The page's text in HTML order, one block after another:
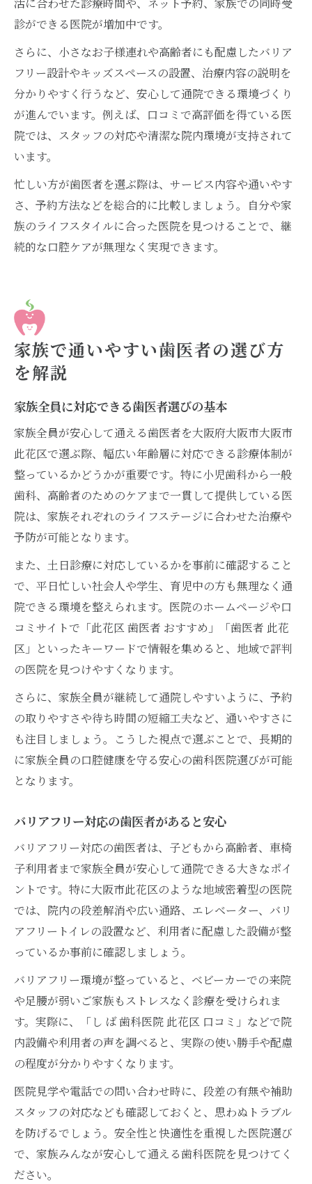
診ができる医院が増加中です。
さらに、小さなお子様連れや高齢者にも配慮したバリア
フリー設計やキッズスペースの設置、治療内容の説明を
分かりやすく行うなど、安心して通院できる環境づくり
が進んでいます。例えば、口コミで高評価を得ている医
院では、スタッフの対応や清潔な院内環境が支持されて
います。
忙しい方が歯医者を選ぶ際は、サービス内容や通いやす
さ、予約方法などを総合的に比較しましょう。自分や家
族のライフスタイルに合った医院を見つけることで、継
続的な口腔ケアが無理なく実現できます。
家族で通いやすい歯医者の選び方
を解説
家族全員に対応できる歯医者選びの基本
家族全員が安心して通える歯医者を大阪府大阪市大阪市
此花区で選ぶ際、幅広い年齢層に対応できる診療体制が
整っているかどうかが重要です。特に小児歯科から一般
歯科、高齢者のためのケアまで一貫して提供している医
院は、家族それぞれのライフステージに合わせた治療や
予防が可能となります。
また、土日診療に対応しているかを事前に確認すること
で、平日忙しい社会人や学生、育児中の方も無理なく通
院できる環境を整えられます。医院のホームページや口
コミサイトで「此花区 歯医者 おすすめ」「歯医者 此花
区」といったキーワードで情報を集めると、地域で評判
の医院を見つけやすくなります。
さらに、家族全員が継続して通院しやすいように、予約
の取りやすさや待ち時間の短縮工夫など、通いやすさに
も注目しましょう。こうした視点で選ぶことで、長期的
に家族全員の口腔健康を守る安心の歯科医院選びが可能
となります。
バリアフリー対応の歯医者があると安心
バリアフリー対応の歯医者は、子どもから高齢者、車椅
子利用者まで家族全員が安心して通院できる大きなポイ
ントです。特に大阪市此花区のような地域密着型の医院
では、院内の段差解消や広い通路、エレベーター、バリ
アフリートイレの設置など、利用者に配慮した設備が整
っているか事前に確認しましょう。
バリアフリー環境が整っていると、ベビーカーでの来院
や足腰が弱いご家族もストレスなく診療を受けられま
す。実際に、「し ば 歯科医院 此花区 口コミ」などで院
内設備や利用者の声を調べると、実際の使い勝手や配慮
の程度が分かりやすくなります。
医院見学や電話での問い合わせ時に、段差の有無や補助
スタッフの対応なども確認しておくと、思わぬトラブル
を防げるでしょう。安全性と快適性を重視した医院選び
で、家族みんなが安心して通える歯科医院を見つけてく
ださい。